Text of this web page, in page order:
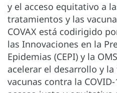
y el acceso equitativo a
tratamientos y las
COVAX está codirigido
las Innovaciones en la
Epidemias (CEPI) y la
acelerar el desarrollo y
vacunas contra la